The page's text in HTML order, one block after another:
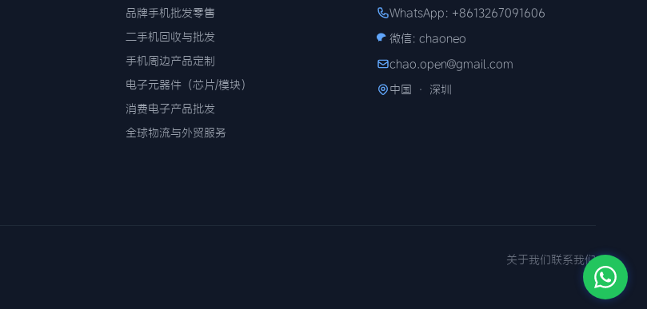
品牌手机批发零售
二手机回收与批发
手机周边产品定制
电子元器件（芯片/模块）
消费电子产品批发
全球物流与外贸服务
WhatsApp: +8613267091606
微信: chaoneo
chao.open@gmail.com
中国 · 深圳
关于我们联系我们